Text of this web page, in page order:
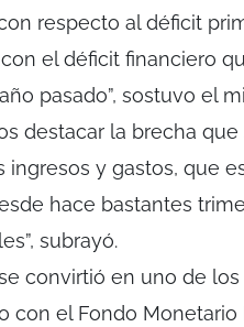
respecto al déficit
el déficit financiero
pasado”, sostuvo el
destacar la brecha
ingresos y gastos, que
hace bastantes
subrayó.
convirtió en uno de
con el Fondo